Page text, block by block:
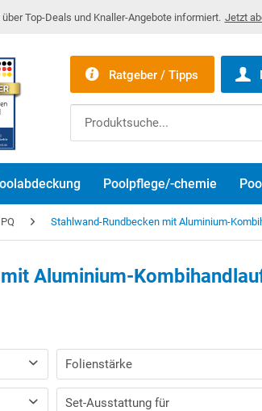
Top-Deals und Knaller-Angebote informiert. Jetzt
Ratgeber / Tipps
Poolpflege/-chemie
Stahlwand-Rundbecken mit Aluminium-
Aluminium-
Folienstärke
0,8 mm
Set-Ausstattung für